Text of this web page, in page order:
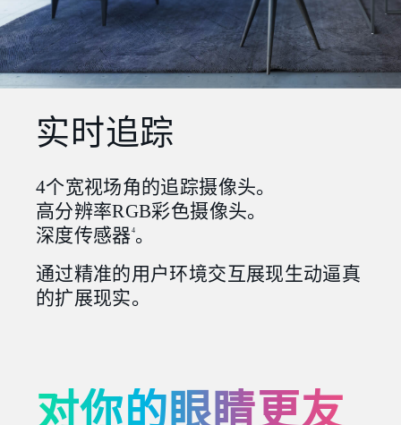
实时追踪
4个宽视场角的追踪摄像头。
高分辨率RGB彩色摄像头。
深度传感器4。
通过精准的用户环境交互展现生动逼真
的扩展现实。
对你的眼睛更友